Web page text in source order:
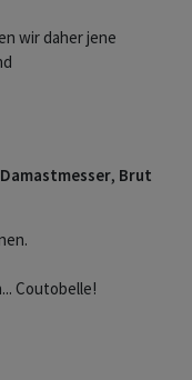
wir daher jene
Damastmesser, Brut
Coutobelle!